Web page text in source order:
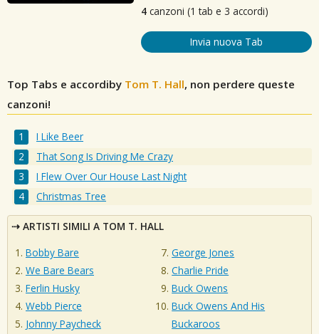
4 canzoni (1 tab e 3 accordi)
Invia nuova Tab
Top Tabs e accordiby Tom T. Hall, non perdere queste
canzoni!
I Like Beer
That Song Is Driving Me Crazy
I Flew Over Our House Last Night
Christmas Tree
ARTISTI SIMILI A TOM T. HALL
Bobby Bare
We Bare Bears
Ferlin Husky
Webb Pierce
Johnny Paycheck
George Jones
Charlie Pride
Buck Owens
Buck Owens And His
Buckaroos